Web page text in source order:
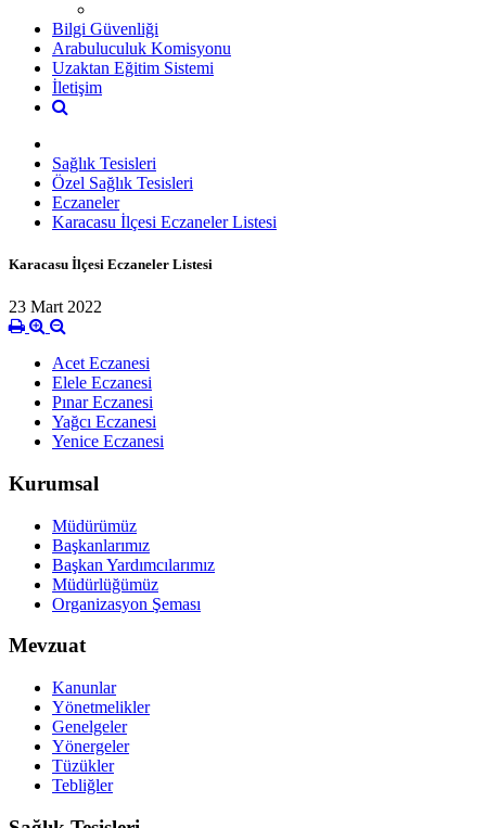
Bilgi Güvenliği
Arabuluculuk Komisyonu
Uzaktan Eğitim Sistemi
İletişim
Sağlık Tesisleri
Özel Sağlık Tesisleri
Eczaneler
Karacasu İlçesi Eczaneler Listesi
Karacasu İlçesi Eczaneler Listesi
23 Mart 2022
Acet Eczanesi
Elele Eczanesi
Pınar Eczanesi
Yağcı Eczanesi
Yenice Eczanesi
Kurumsal
Müdürümüz
Başkanlarımız
Başkan Yardımcılarımız
Müdürlüğümüz
Organizasyon Şeması
Mevzuat
Kanunlar
Yönetmelikler
Genelgeler
Yönergeler
Tüzükler
Tebliğler